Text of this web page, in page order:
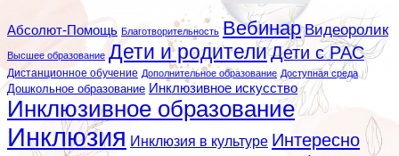
Абсолют-Помощь Благотворительность Вебинар Видеоролик
Высшее образование Дети и родителиДети с РАС
Дистанционное обучение Дополнительное образование Доступная среда
Дошкольное образование Инклюзивное искусство
Инклюзивное образование
Инклюзия Инклюзия в культуре Интересно